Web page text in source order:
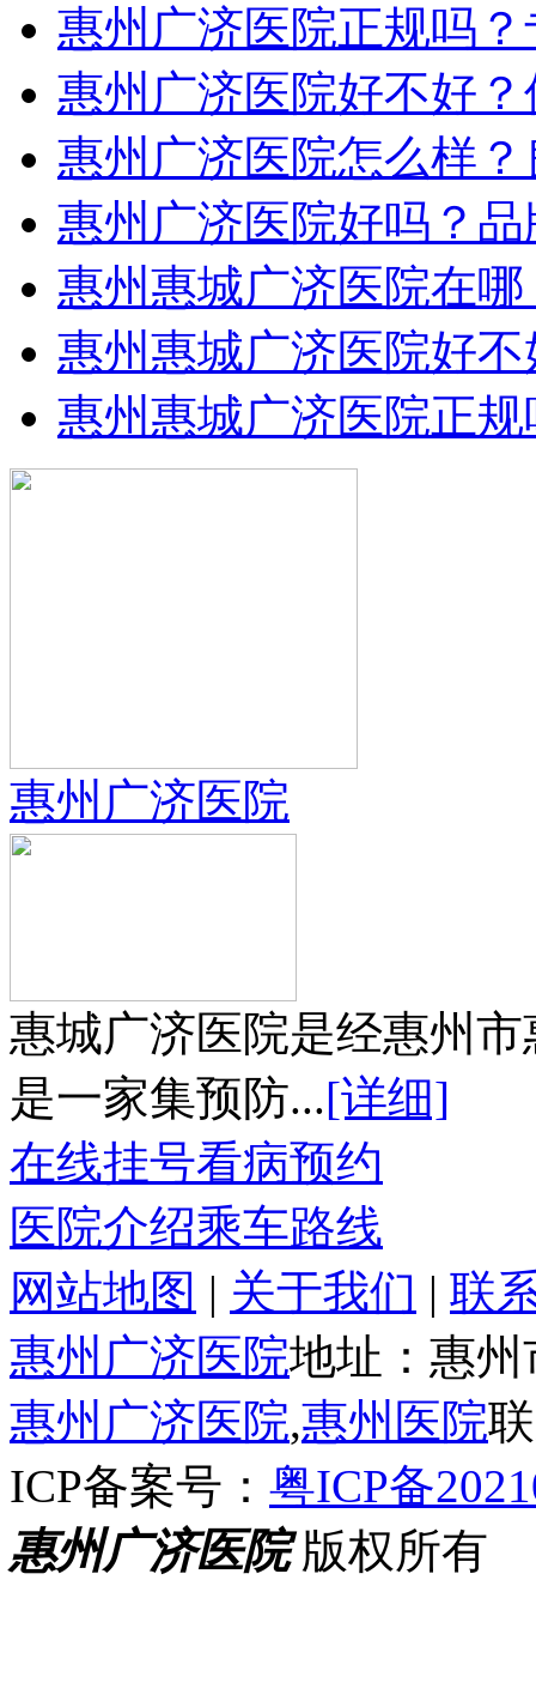
惠州广济医院正规吗？
惠州广济医院好不好？
惠州广济医院怎么样？
惠州广济医院好吗？品
惠州惠城广济医院在哪
惠州惠城广济医院好不
惠州惠城广济医院正规
惠州广济医院
惠城广济医院是经惠州
是一家集预防...[详细]
在线挂号看病预约
医院介绍乘车路线
网站地图 | 关于我们 | 联
惠州广济医院地址：惠
惠州广济医院,惠州医院
ICP备案号： 粤ICP备
惠州广济医院版权所有